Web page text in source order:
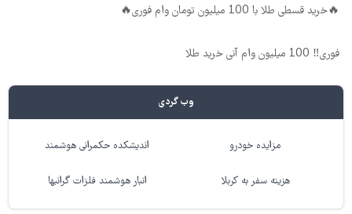
🔥خرید قسطی طلا با 100 میلیون تومان وام فوری🔥
فوری‼️ 100 میلیون وام آنی خرید طلا
وب گردی
مزایده خودرو اندیشکده حکمرانی هوشمند
هزینه سفر به کربلا انبار هوشمند فلزات گرانبها